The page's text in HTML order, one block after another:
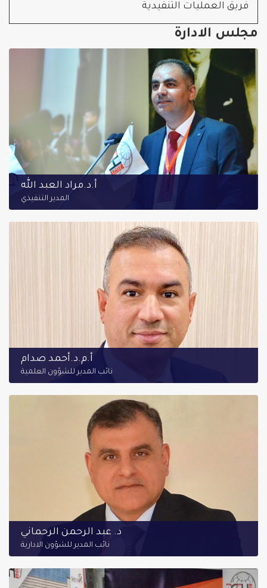
فريق العمليات التنفيدية
مجلس الادارة
أ.د.مراد العبد الله
المدير التنفيذي
أ.م.د.أحمد صدام
نائب المدير للشؤون العلمية
د. عبد الرحمن الرحماني
نائب المدير للشؤون الادارية